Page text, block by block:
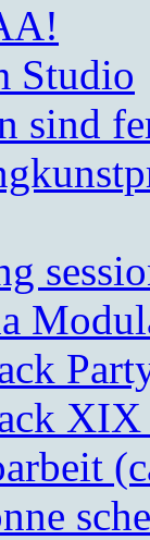
Studio
sind
XIX